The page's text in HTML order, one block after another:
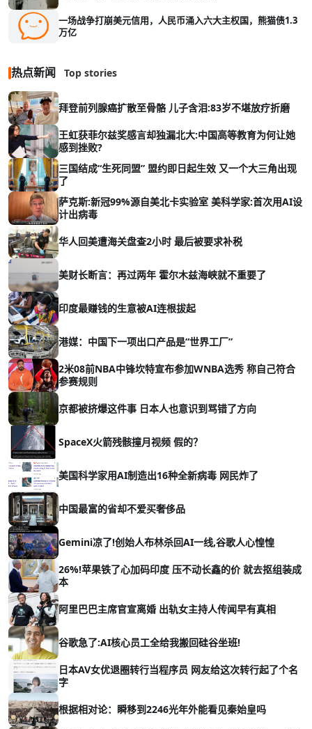
一场战争打崩美元信用，人民币涌入六大主权国，熊猫债1.3
万亿
热点新闻 Top stories
拜登前列腺癌扩散至骨骼 儿子含泪:83岁不堪放疗折磨
王虹获菲尔兹奖感言却独漏北大:中国高等教育为何让她
感到挫败?
三国结成“生死同盟” 盟约即日起生效 又一个大三角出现
了
萨克斯:新冠99%源自美北卡实验室 美科学家:首次用AI设
计出病毒
华人回美遭海关盘查2小时 最后被要求补税
美财长断言：再过两年 霍尔木兹海峡就不重要了
印度最赚钱的生意被AI连根拔起
港媒：中国下一项出口产品是“世界工厂”
2米08前NBA中锋坎特宣布参加WNBA选秀 称自己符合
参赛规则
京都被挤爆这件事 日本人也意识到骂错了方向
SpaceX火箭残骸撞月视频 假的？
美国科学家用AI制造出16种全新病毒 网民炸了
中国最富的省却不爱买奢侈品
Gemini凉了!创始人布林杀回AI一线,谷歌人心惶惶
26%!苹果铁了心加码印度 压不动长鑫的价 就去抠组装成
本
阿里巴巴主席官宣离婚 出轨女主持人传闻早有真相
谷歌急了:AI核心员工全给我搬回硅谷坐班!
日本AV女优退圈转行当程序员 网友给这次转行起了个名
字
根据相对论：瞬移到2246光年外能看见秦始皇吗